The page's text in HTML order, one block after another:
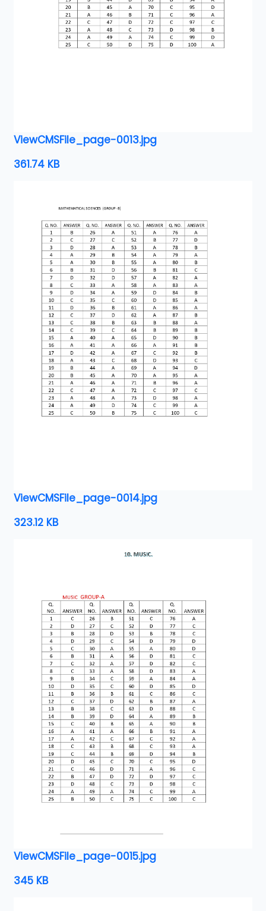
ViewCMSFile_page-0013.jpg
361.74 KB
ViewCMSFile_page-0014.jpg
323.12 KB
ViewCMSFile_page-0015.jpg
345 KB